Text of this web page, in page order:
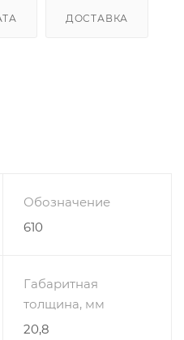
ДОСТАВКА
Обозначение
610
Габаритная
толщина, мм
20,8